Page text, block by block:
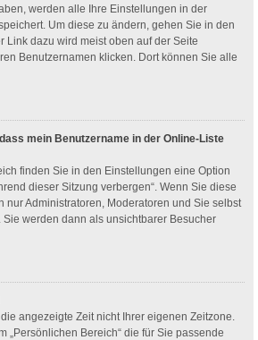
werden alle Ihre Einstellungen in der
Um diese zu ändern, gehen Sie in den
Link dazu wird meist oben auf der Seite
Benutzernamen klicken. Dort können Sie alle
mein Benutzername in der Online-Liste
finden Sie in den Einstellungen eine Option
dieser Sitzung verbergen“. Wenn Sie diese
nur Administratoren, Moderatoren und Sie selbst
Sie werden dann als unsichtbarer Besucher
angezeigte Zeit nicht Ihrer eigenen Zeitzone.
„Persönlichen Bereich“ die für Sie passende